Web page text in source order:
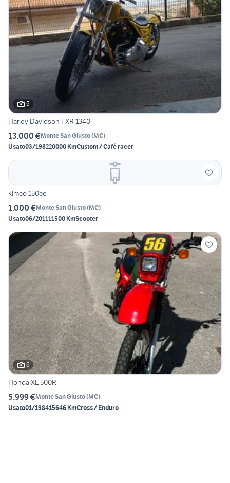
5
Harley Davidson FXR 1340
13.000 €Monte San Giusto(MC)
Usato03/198220000 KmCustom / Café racer
kimco 150cc
1.000 €Monte San Giusto(MC)
Usato06/201111500 KmScooter
6
Honda XL 500R
5.999 €Monte San Giusto(MC)
Usato01/198415646 KmCross / Enduro